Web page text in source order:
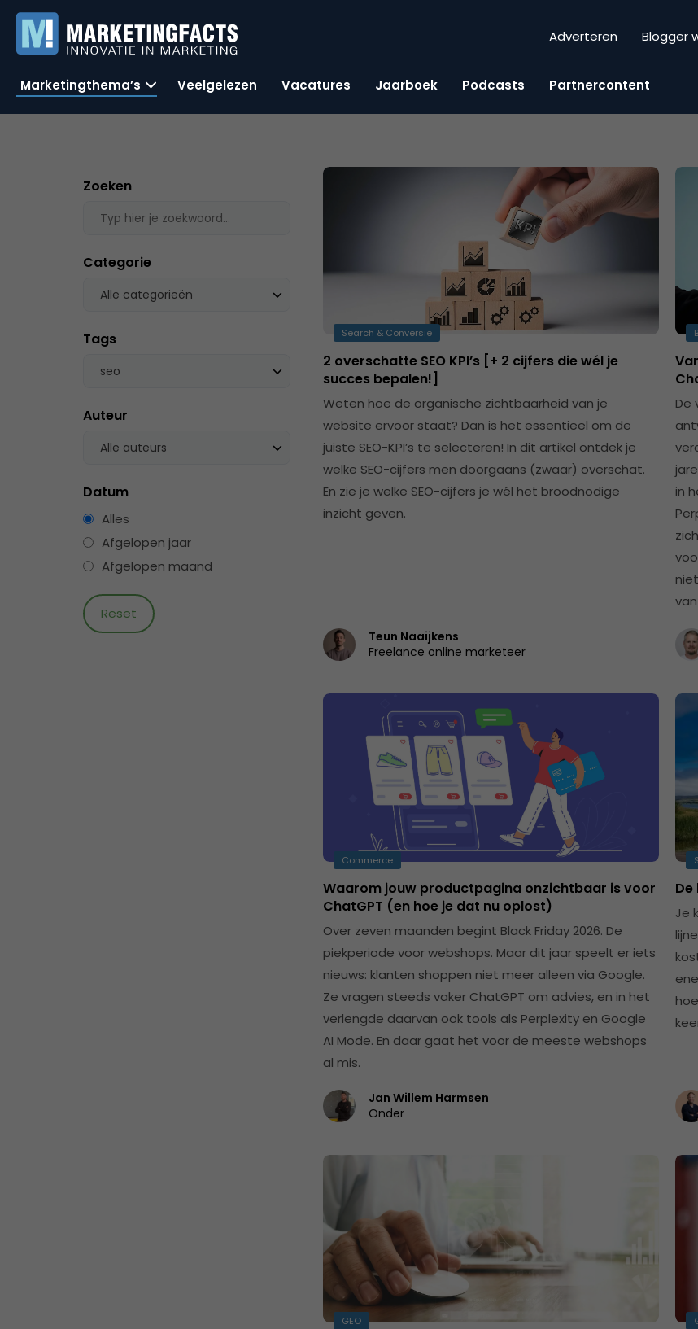
Adverteren Blogger
Marketingthema’s Veelgelezen Vacatures Jaarboek Podcasts Partnercontent
Zoeken
Categorie
Alle categorieën
Tags
seo
Auteur
Alle auteurs
Datum
Alles
Afgelopen jaar
Afgelopen maand
Search & Conversie
2 overschatte SEO KPI’s [+ 2 cijfers die wél je
succes bepalen!]
Weten hoe de organische zichtbaarheid van je
website ervoor staat? Dan is het essentieel om de
juiste SEO-KPI’s te selecteren! In dit artikel ontdek je
welke SEO-cijfers men doorgaans (zwaar) overschat.
En zie je welke SEO-cijfers je wél het broodnodige
inzicht geven.
Teun Naaijkens
Freelance online marketeer
De
in
Commerce
Waarom jouw productpagina onzichtbaar is voor
ChatGPT (en hoe je dat nu oplost)
Over zeven maanden begint Black Friday 2026. De
piekperiode voor webshops. Maar dit jaar speelt er iets
nieuws: klanten shoppen niet meer alleen via Google.
Ze vragen steeds vaker ChatGPT om advies, en in het
verlengde daarvan ook tools als Perplexity en Google
AI Mode. En daar gaat het voor de meeste webshops
al mis.
Jan Willem Harmsen
Onder
Je
GEO